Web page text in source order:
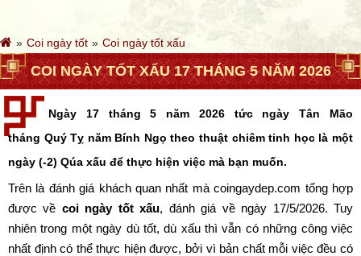
Coi ngày tốt Coi ngày tốt xấu
COI NGÀY TỐT XẤU 17 THÁNG 5 NĂM 2026
Ngày 17 tháng 5 năm 2026 tức ngày Tân Mão
tháng Quý Tỵ năm Bính Ngọ theo thuật chiêm tinh học là một
ngày (-2) Qúa xấu để thực hiện việc mà bạn muốn.
Trên là đánh giá khách quan nhất mà coingaydep.com tổng hợp
được về coi ngày tốt xấu, đánh giá về ngày 17/5/2026. Tuy
nhiên trong một ngày dù tốt, dù xấu thì vẫn có những công việc
nhất định có thể thực hiện được, bởi vì bản chất mỗi việc đều có